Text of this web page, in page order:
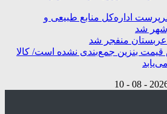
اداره‌کل منابع طبیعی و
شد
منفجر شد
قیمت بنزین جمع‌بندی نشده است/ کالا
2026 - 08 -